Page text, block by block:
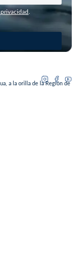
.
a la orilla de la Región de